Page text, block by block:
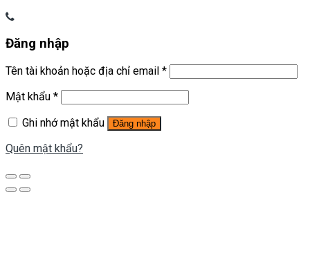
Đăng nhập
Tên tài khoản hoặc địa chỉ email *
Mật khẩu *
Ghi nhớ mật khẩu
Đăng nhập
Quên mật khẩu?